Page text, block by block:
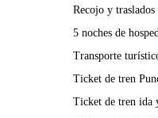
Recojo y
5 noches de
Transporte
Ticket de tren
Ticket de tren ida